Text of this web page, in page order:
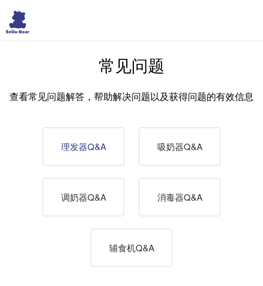
常见问题
查看常见问题解答，帮助解决问题以及获得问题的有效信息
理发器Q&A 吸奶器Q&A
调奶器Q&A 消毒器Q&A
辅食机Q&A